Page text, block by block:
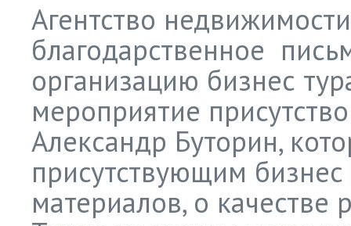
Агентство
благодарственное
организацию бизнес
мероприятие
Александр Буторин,
присутствующим
материалов, о качестве